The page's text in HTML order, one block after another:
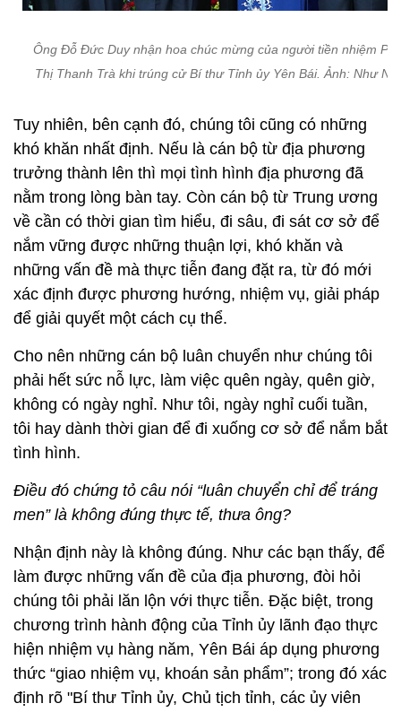
Ông Đỗ Đức Duy nhận hoa chúc mừng của người tiền nhiệm
Thị Thanh Trà khi trúng cử Bí thư Tỉnh ủy Yên Bái. Ảnh: Như
Tuy nhiên, bên cạnh đó, chúng tôi cũng có những
khó khăn nhất định. Nếu là cán bộ từ địa phương
trưởng thành lên thì mọi tình hình địa phương đã
nằm trong lòng bàn tay. Còn cán bộ từ Trung ương
về cần có thời gian tìm hiểu, đi sâu, đi sát cơ sở để
nắm vững được những thuận lợi, khó khăn và
những vấn đề mà thực tiễn đang đặt ra, từ đó mới
xác định được phương hướng, nhiệm vụ, giải pháp
để giải quyết một cách cụ thể.
Cho nên những cán bộ luân chuyển như chúng tôi
phải hết sức nỗ lực, làm việc quên ngày, quên giờ,
không có ngày nghỉ. Như tôi, ngày nghỉ cuối tuần,
tôi hay dành thời gian để đi xuống cơ sở để nắm bắt
tình hình.
Điều đó chứng tỏ câu nói “luân chuyển chỉ để tráng
men” là không đúng thực tế, thưa ông?
Nhận định này là không đúng. Như các bạn thấy, để
làm được những vấn đề của địa phương, đòi hỏi
chúng tôi phải lăn lộn với thực tiễn. Đặc biệt, trong
chương trình hành động của Tỉnh ủy lãnh đạo thực
hiện nhiệm vụ hàng năm, Yên Bái áp dụng phương
thức “giao nhiệm vụ, khoán sản phẩm”; trong đó xác
định rõ "Bí thư Tỉnh ủy, Chủ tịch tỉnh, các ủy viên